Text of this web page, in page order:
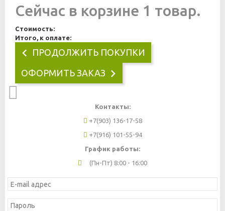
Сейчас в корзине 1 товар.
Стоимость:
Итого, к оплате:
ПРОДОЛЖИТЬ ПОКУПКИ
ОФОРМИТЬ ЗАКАЗ
Контакты:
+7(903) 136-17-58
+7(916) 101-55-94
График работы:
(Пн-Пт) 8:00 - 16:00